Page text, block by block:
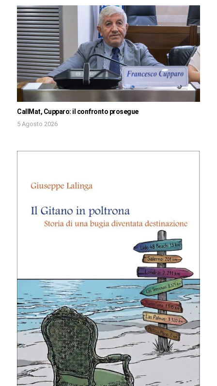
CallMat, Cupparo: il confronto prosegue
5 Agosto 2026